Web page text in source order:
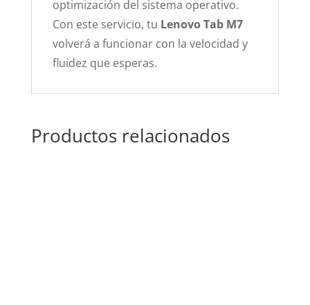
optimización del sistema operativo.
Con este servicio, tu Lenovo Tab M7
volverá a funcionar con la velocidad y
fluidez que esperas.
Productos relacionados